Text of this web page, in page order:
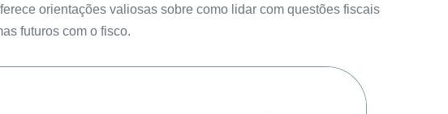
orientações valiosas sobre como lidar com questões fiscais
futuros com o fisco.